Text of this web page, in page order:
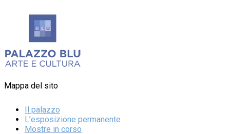
Mappa del sito
Il palazzo
L’esposizione permanente
Mostre in corso